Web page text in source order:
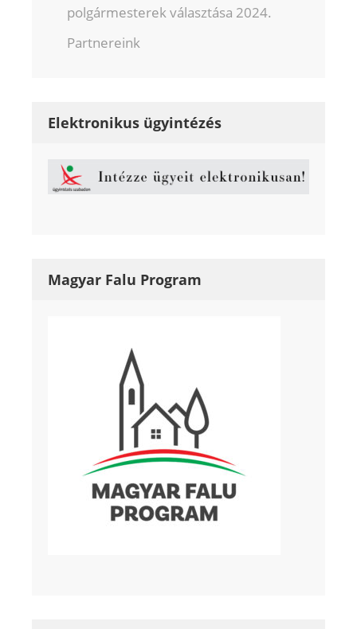
polgármesterek választása 2024.
Partnereink
Elektronikus ügyintézés
Magyar Falu Program